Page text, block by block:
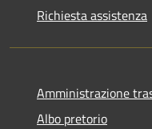
Richiesta assistenza
Amministrazione
Albo pretorio